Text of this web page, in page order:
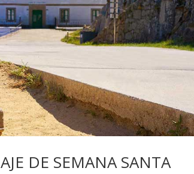
DE SEMANA SANTA